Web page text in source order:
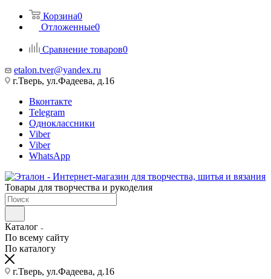
Корзина0
Отложенные0
Сравнение товаров0
etalon.tver@yandex.ru
г.Тверь, ул.Фадеева, д.16
Вконтакте
Telegram
Одноклассники
Viber
Viber
WhatsApp
Товары для творчества и рукоделия
Каталог
По всему сайту
По каталогу
г.Тверь, ул.Фадеева, д.16